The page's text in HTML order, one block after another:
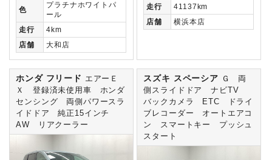
色
プラチナホワイトパ
ール
走行
4km
店舗
大和店
走行
41137km
店舗
横浜本店
ホンダ フリード エアーＥ
Ｘ 登録済未使用車 ホンダ
センシング 両側パワースラ
イドドア 純正15インチ
AW リアクーラー
スズキ スペーシア
Ｇ 両
側スライドドア ナビTV
バックカメラ ETC ドライ
ブレコーダー オートエアコ
ン スマートキー プッシュ
スタート